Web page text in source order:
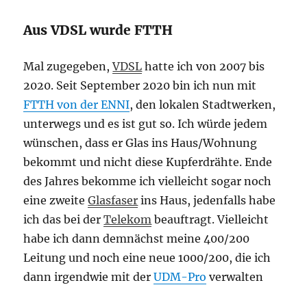
Aus VDSL wurde FTTH
Mal zugegeben,VDSL hatte ich von 2007 bis
2020. Seit September 2020 bin ich nun mit
FTTH von der ENNI, den lokalen Stadtwerken,
unterwegs und es ist gut so. Ich würde jedem
wünschen, dass er Glas ins Haus/Wohnung
bekommt und nicht diese Kupferdrähte. Ende
des Jahres bekomme ich vielleicht sogar noch
eine zweiteGlasfaser ins Haus, jedenfalls habe
ich das bei derTelekom beauftragt. Vielleicht
habe ich dann demnächst meine 400/200
Leitung und noch eine neue 1000/200, die ich
dann irgendwie mit derUDM-Pro verwalten